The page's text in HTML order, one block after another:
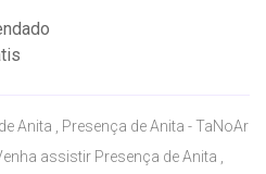
Anita , Presença de Anita - TaNoAr
assistir Presença de Anita ,